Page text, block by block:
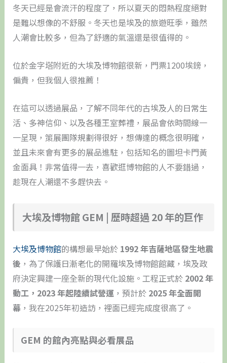
冬天已經是會流汗的程度了，所以夏天的悶熱程度絕對
是難以想像的不舒服。冬天也是埃及的旅遊旺季，雖然
人潮會比較多，但為了舒適的氣溫還是很值得的。
位於金字塔附近的大埃及博物館很新，門票1200埃鎊，
偏貴，但我個人很推薦！
在這可以透過展品，了解不同年代的古埃及人的日常生
活、多神信仰、以及各種王室葬禮，展品會依時間線一
一呈現，策展團隊規劃得很好，想傳達的概念很明確，
並且未來會有更多的展品進駐，包括知名的圖坦卡門黃
金面具！非常值得一去，喜歡逛博物館的人不要錯過，
趁現在人潮還不多趕快去。
大埃及博物館 GEM | 歷時超過 20 年的巨作
大埃及博物館的構想最早始於 1992 年吉薩地區發生地震
後 ，為了保護日漸老化的開羅埃及博物館館藏，埃及政
府決定興建一座全新的現代化設施。工程正式於 2002 年
動工，2023 年起陸續試營運 ，預計於 2025 年全面開
幕，我在2025年初造訪，裡面已經完成度很高了。
GEM 的館內亮點與必看展品